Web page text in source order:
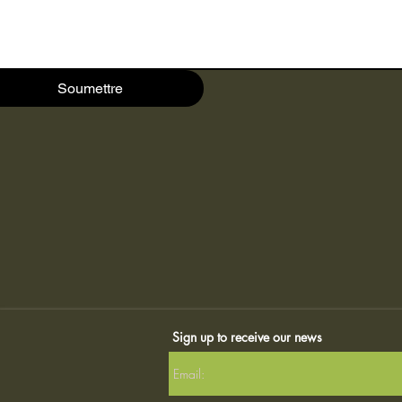
Soumettre
Sign up to receive our news